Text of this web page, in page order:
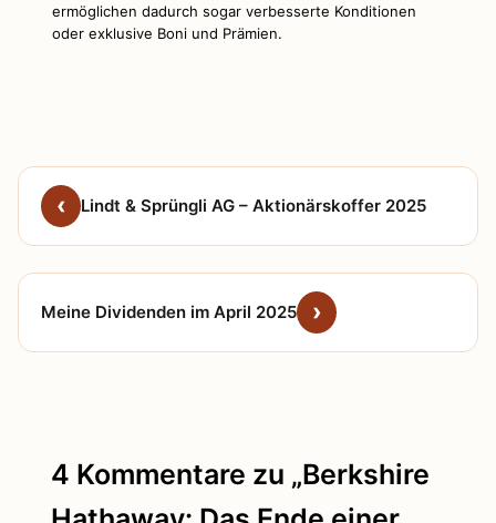
ermöglichen dadurch sogar verbesserte Konditionen
oder exklusive Boni und Prämien.
Lindt & Sprüngli AG – Aktionärskoffer 2025
Meine Dividenden im April 2025
4 Kommentare zu „Berkshire